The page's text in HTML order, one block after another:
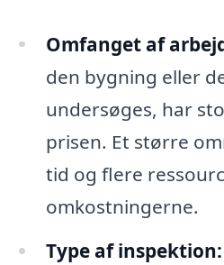
Omfanget af
den bygning eller
undersøges, har
prisen. Et større
tid og flere
omkostningerne.
Type af inspektion: